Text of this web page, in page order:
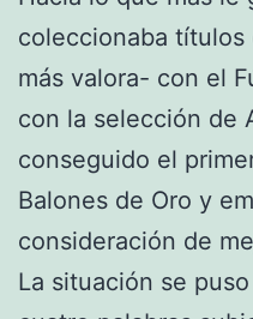
coleccionaba
más valora- con el
con la selección de
conseguido el
Balones de Oro y
consideración de
La situación se